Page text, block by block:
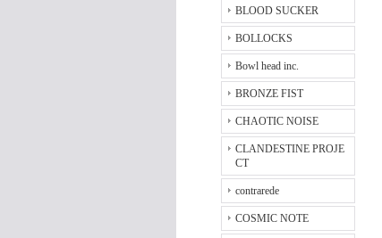
BLOOD SUCKER
BOLLOCKS
Bowl head inc.
BRONZE FIST
CHAOTIC NOISE
CLANDESTINE PROJE
CT
contrarede
COSMIC NOTE